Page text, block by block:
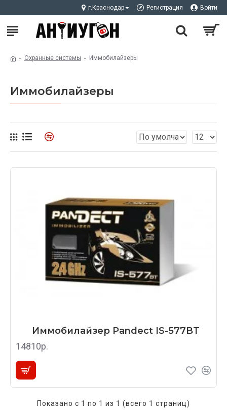
г.Краснодар Регистрация Войти
Охранные системы Иммобилайзеры
Иммобилайзеры
Иммобилайзер Pandect IS-577BT
14810р.
Показано с 1 по 1 из 1 (всего 1 страниц)